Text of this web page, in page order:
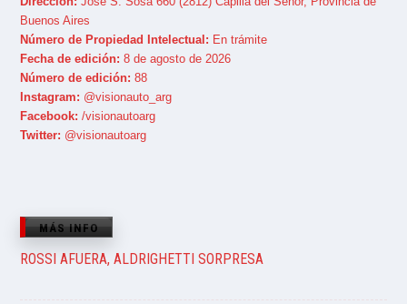
Buenos Aires
Número de Propiedad Intelectual: En trámite
Fecha de edición: 8 de agosto de 2026
Número de edición: 88
Instagram: @visionauto_arg
Facebook: /visionautoarg
Twitter: @visionautoarg
MÁS INFO
ROSSI AFUERA, ALDRIGHETTI SORPRESA